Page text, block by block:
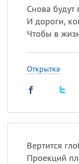
Снова
И дороги,
Чтобы в
Открытка
Вертится
Проекций